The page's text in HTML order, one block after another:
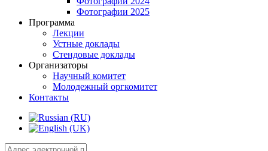
Фотографии 2025
Программа
Лекции
Устные доклады
Стендовые доклады
Организаторы
Научный комитет
Молодежный оргкомитет
Контакты